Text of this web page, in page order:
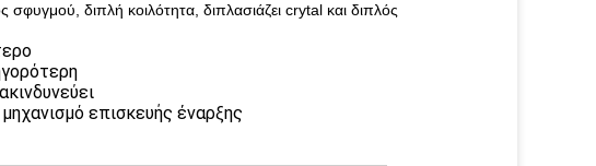
διπλή κοιλότητα, διπλασιάζει crytal και διπλός
επισκευής έναρξης